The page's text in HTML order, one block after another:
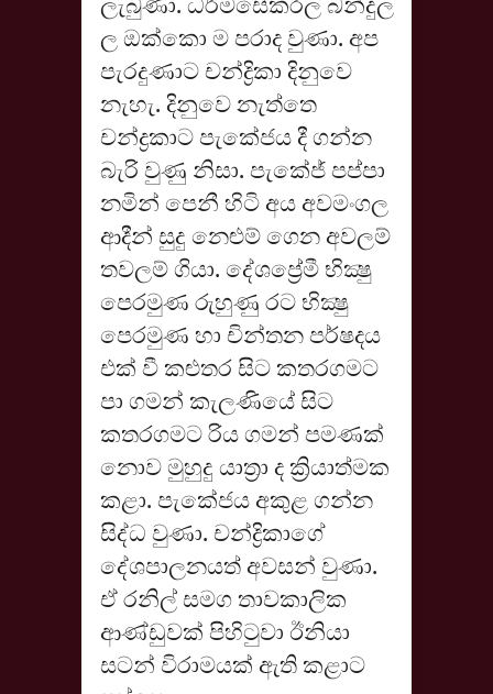
ල ඔක්කො ම පරාද වුණා. අප
පැරදුණාට චන්ද්‍රිකා දිනුවෙ
නැහැ. දිනුවෙ නැත්තෙ
චන්ද්‍රකාට පැකේජය දී ගන්න
බැරි වුණු නිසා. පැකේජ් පප්පා
නමින් පෙනී හිටි අය අවමංගල
ආදීන් සුදු නෙළුම් ගෙන අවලම්
තවලම් ගියා. දේශප්‍රේමී භික්‍ෂු
පෙරමුණ රුහුණු රට භික්‍ෂු
පෙරමුණ හා චින්තන පර්ෂදය
එක් වී කළුතර සිට කතරගමට
පා ගමන් කැලණියේ සිට
කතරගමට රිය ගමන් පමණක්
නොව මුහුදු යාත්‍රා ද ක්‍රියාත්මක
කළා. පැකේජය අකුළ ගන්න
සිද්ධ වුණා. චන්ද්‍රිකාගේ
දේශපාලනයත් අවසන් වුණා.
ඒ රනිල් සමග තාවකාලික
ආණ්ඩුවක් පිහිටුවා ඊනියා
සටන් විරාමයක් ඇති කළාට